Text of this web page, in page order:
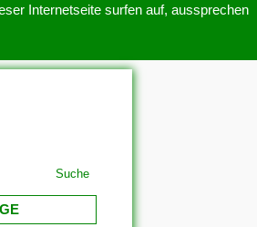
Internetseite surfen auf, aussprechen
Suche